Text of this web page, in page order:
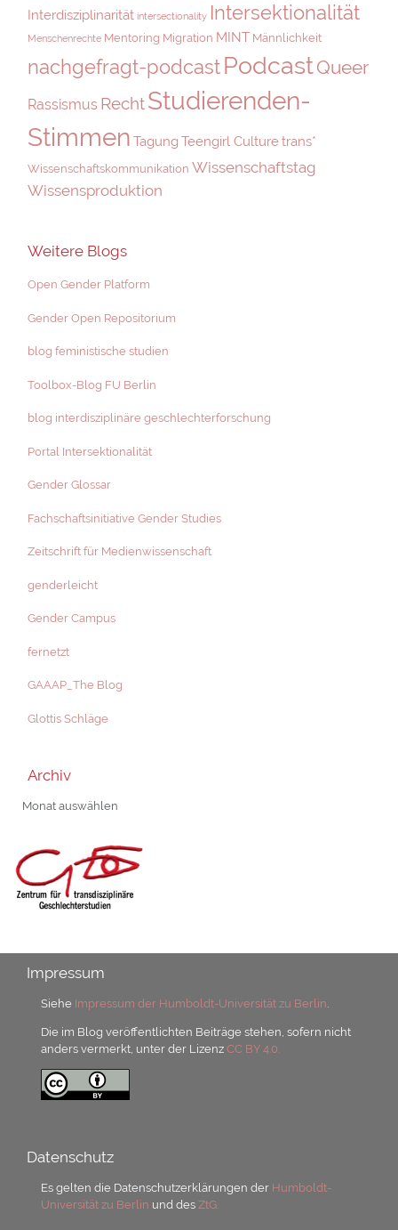
Interdisziplinarität intersectionality Intersektionalität
Menschenrechte Mentoring Migration MINT Männlichkeit
nachgefragt-podcastPodcastQueer
Rassismus RechtStudierenden-
Stimmen Tagung Teengirl Culturetrans*
Wissenschaftskommunikation Wissenschaftstag
Wissensproduktion
Weitere Blogs
Open Gender Platform
Gender Open Repositorium
blog feministische studien
Toolbox-Blog FU Berlin
blog interdisziplinäre geschlechterforschung
Portal Intersektionalität
Gender Glossar
Fachschaftsinitiative Gender Studies
Zeitschrift für Medienwissenschaft
genderleicht
Gender Campus
fernetzt
GAAAP_The Blog
Glottis Schläge
Archiv
Archiv
Impressum
Siehe Impressum der Humboldt-Universität zu Berlin.
Die im Blog veröffentlichten Beiträge stehen, sofern nicht
anders vermerkt, unter der LizenzCC BY 4.0.
Datenschutz
Es gelten die Datenschutzerklärungen der Humboldt-
Universität zu Berlin und desZtG.